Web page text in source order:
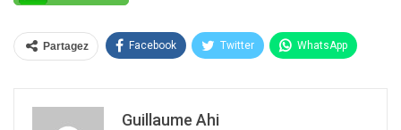
Partagez Facebook Twitter WhatsApp
Guillaume Ahi